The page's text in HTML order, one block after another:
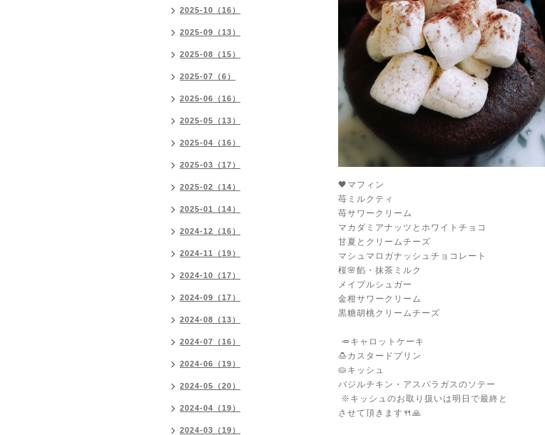
🖤マフィン
苺ミルクティ
苺サワークリーム
マカダミアナッツとホワイトチョコ
甘夏とクリームチーズ
マシュマロガナッシュチョコレート
桜🌸餡・抹茶ミルク
メイプルシュガー
金柑サワークリーム
黒糖胡桃クリームチーズ
🥕キャロットケーキ
🍮カスタードプリン
🥧キッシュ
バジルチキン・アスパラガスのソテー
※キッシュのお取り扱いは明日で最終と
させて頂きます🍴🙏
2025-10（16）
2025-09（13）
2025-08（15）
2025-07（6）
2025-06（16）
2025-05（13）
2025-04（16）
2025-03（17）
2025-02（14）
2025-01（14）
2024-12（16）
2024-11（19）
2024-10（17）
2024-09（17）
2024-08（13）
2024-07（16）
2024-06（19）
2024-05（20）
2024-04（19）
2024-03（19）